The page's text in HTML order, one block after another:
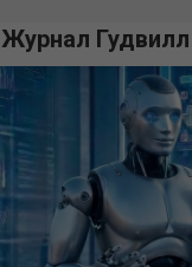
Журнал Гудвилл